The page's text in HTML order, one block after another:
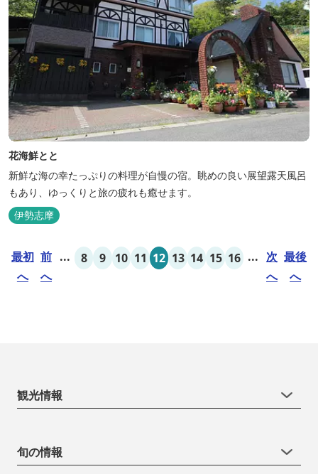
花海鮮とと
新鮮な海の幸たっぷりの料理が自慢の宿。眺めの良い展望露天風呂
もあり、ゆっくりと旅の疲れも癒せます。
伊勢志摩
最初
へ
前
へ
... 8 9 10 11 12 13 14 15 16 ... 次
へ
最後
へ
観光情報
旬の情報